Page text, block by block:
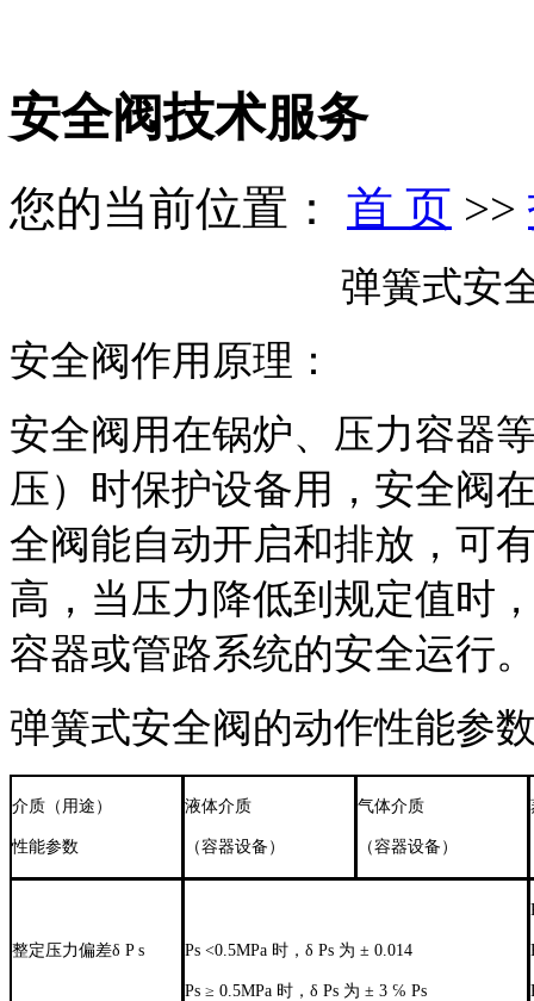
安全阀技术服务
您的当前位置： 首 页 >>
弹簧式安
安全阀作用原理：
安全阀用在锅炉、压力容器
压）时保护设备用，安全阀
全阀能自动开启和排放，可
高，当压力降低到规定值时
容器或管路系统的安全运行
弹簧式安全阀的动作性能参
介质（用途）
性能参数
液体介质
（容器设备）
气体介质
（容器设备）
整定压力偏差δ P s Ps <0.5MPa 时，δ Ps 为 ± 0.014
Ps ≥ 0.5MPa 时，δ Ps 为 ± 3 ℅ Ps